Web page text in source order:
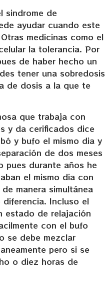
sindrome de
ayudar cuando este
medicinas como el
la tolerancia. Por
de haber hecho un
tener una sobredosis
de dosis a la que te
que trabaja con
y da cerificados dice
y bufo el mismo dia y
de dos meses
pues durante años he
el mismo dia con
manera simultánea
Incluso el
estado de relajación
con el bufo
se debe mezclar
pero si se
o diez horas de